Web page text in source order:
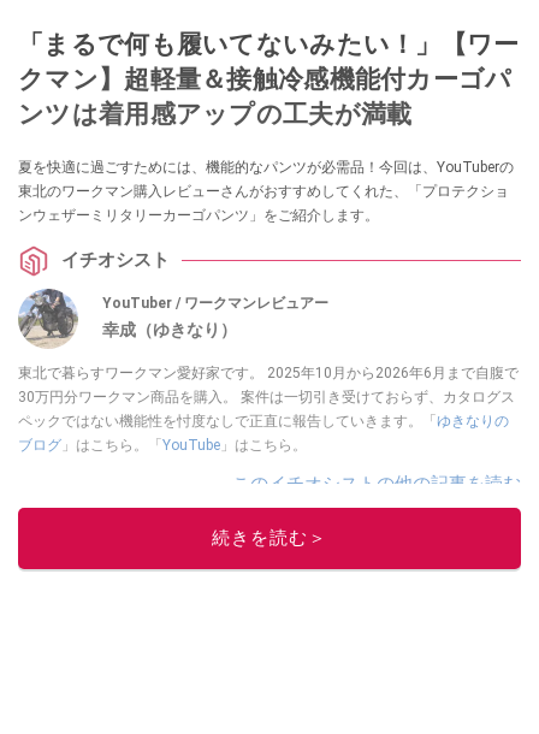
「まるで何も履いてないみたい！」【ワー
クマン】超軽量＆接触冷感機能付カーゴパ
ンツは着用感アップの工夫が満載
夏を快適に過ごすためには、機能的なパンツが必需品！今回は、YouTuberの
東北のワークマン購入レビューさんがおすすめしてくれた、「プロテクショ
ンウェザーミリタリーカーゴパンツ」をご紹介します。
イチオシスト
YouTuber / ワークマンレビュアー
幸成（ゆきなり）
東北で暮らすワークマン愛好家です。 2025年10月から2026年6月まで自腹で
30万円分ワークマン商品を購入。 案件は一切引き受けておらず、カタログス
ペックではない機能性を忖度なしで正直に報告していきます。「 ゆきなりの
ブログ 」はこちら。「 YouTube 」はこちら。
このイチオシストの他の記事を読む
続きを読む＞